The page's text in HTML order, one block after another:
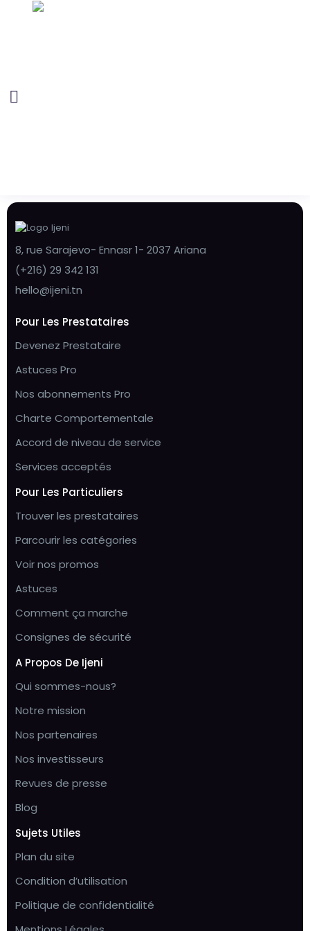
8, rue Sarajevo- Ennasr 1- 2037 Ariana
(+216) 29 342 131
hello@ijeni.tn
Pour Les Prestataires
Devenez Prestataire
Astuces Pro
Nos abonnements Pro
Charte Comportementale
Accord de niveau de service
Services acceptés
Pour Les Particuliers
Trouver les prestataires
Parcourir les catégories
Voir nos promos
Astuces
Comment ça marche
Consignes de sécurité
A Propos De Ijeni
Qui sommes-nous?
Notre mission
Nos partenaires
Nos investisseurs
Revues de presse
Blog
Sujets Utiles
Plan du site
Condition d’utilisation
Politique de confidentialité